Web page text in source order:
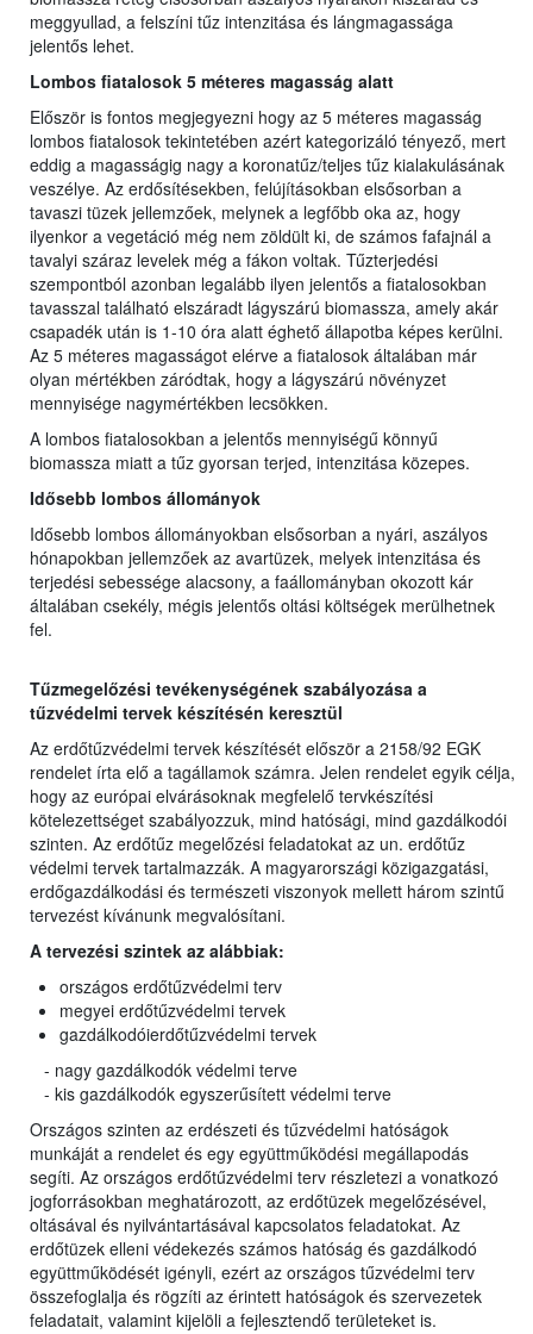
meggyullad, a felszíni tűz intenzitása és lángmagassága
jelentős lehet.
Lombos fiatalosok 5 méteres magasság alatt
Először is fontos megjegyezni hogy az 5 méteres magasság
lombos fiatalosok tekintetében azért kategorizáló tényező, mert
eddig a magasságig nagy a koronatűz/teljes tűz kialakulásának
veszélye. Az erdősítésekben, felújításokban elsősorban a
tavaszi tüzek jellemzőek, melynek a legfőbb oka az, hogy
ilyenkor a vegetáció még nem zöldült ki, de számos fafajnál a
tavalyi száraz levelek még a fákon voltak. Tűzterjedési
szempontból azonban legalább ilyen jelentős a fiatalosokban
tavasszal található elszáradt lágyszárú biomassza, amely akár
csapadék után is 1-10 óra alatt éghető állapotba képes kerülni.
Az 5 méteres magasságot elérve a fiatalosok általában már
olyan mértékben záródtak, hogy a lágyszárú növényzet
mennyisége nagymértékben lecsökken.
A lombos fiatalosokban a jelentős mennyiségű könnyű
biomassza miatt a tűz gyorsan terjed, intenzitása közepes.
Idősebb lombos állományok
Idősebb lombos állományokban elsősorban a nyári, aszályos
hónapokban jellemzőek az avartüzek, melyek intenzitása és
terjedési sebessége alacsony, a faállományban okozott kár
általában csekély, mégis jelentős oltási költségek merülhetnek
fel.
Tűzmegelőzési tevékenységének szabályozása a
tűzvédelmi tervek készítésén keresztül
Az erdőtűzvédelmi tervek készítését először a 2158/92 EGK
rendelet írta elő a tagállamok számra. Jelen rendelet egyik célja,
hogy az európai elvárásoknak megfelelő tervkészítési
kötelezettséget szabályozzuk, mind hatósági, mind gazdálkodói
szinten. Az erdőtűz megelőzési feladatokat az un. erdőtűz
védelmi tervek tartalmazzák. A magyarországi közigazgatási,
erdőgazdálkodási és természeti viszonyok mellett három szintű
tervezést kívánunk megvalósítani.
A tervezési szintek az alábbiak:
országos erdőtűzvédelmi terv
megyei erdőtűzvédelmi tervek
gazdálkodóierdőtűzvédelmi tervek
- nagy gazdálkodók védelmi terve
- kis gazdálkodók egyszerűsített védelmi terve
Országos szinten az erdészeti és tűzvédelmi hatóságok
munkáját a rendelet és egy együttműködési megállapodás
segíti. Az országos erdőtűzvédelmi terv részletezi a vonatkozó
jogforrásokban meghatározott, az erdőtüzek megelőzésével,
oltásával és nyilvántartásával kapcsolatos feladatokat. Az
erdőtüzek elleni védekezés számos hatóság és gazdálkodó
együttműködését igényli, ezért az országos tűzvédelmi terv
összefoglalja és rögzíti az érintett hatóságok és szervezetek
feladatait, valamint kijelöli a fejlesztendő területeket is.